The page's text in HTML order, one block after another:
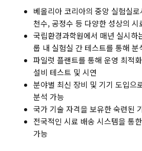
베올리아 코리아의 중앙 실험실
천수, 공정수 등 다양한 성상의 시
국립환경과학원에서 매년 실시하
룹 내 실험실 간 테스트를 통해
파일럿 플랜트를 통해 운영 최적
설비 테스트 및 시연
분야별 최신 장비 및 기기 도입으
분석 가능
국가 기술 자격을 보유한 숙련된
전국적인 시료 배송 시스템을 통
가능